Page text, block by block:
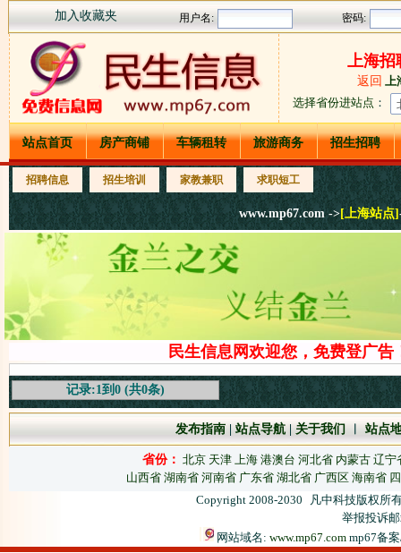
加入收藏夹
上海招
返回 上
选择省份进站点 ：
站点首页 房产商铺 车辆租转 旅游商务 招生招聘
招聘信息 招生培训 家教兼职 求职短工
www.mp67.com ->[上海站点]
民生信息网欢迎您，免费登广
记录:1到0 (共0条)
发布指南|站点导航| 关于我们 站点
省份： 北京 天津 上海 港澳台 河北省 内蒙古 辽宁
山西省 湖南省 河南省 广东省 湖北省 广西区 海南省
Copyright 2008-2030
凡中科技版权所
举报投诉
网站域名: www.mp67.com mp67备